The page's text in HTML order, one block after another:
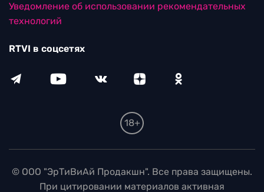
Уведомление об использовании рекомендательных
технологий
RTVI в соцсетях
18+
© ООО "ЭрТиВиАй Продакшн". Все права защищены.
При цитировании материалов активная